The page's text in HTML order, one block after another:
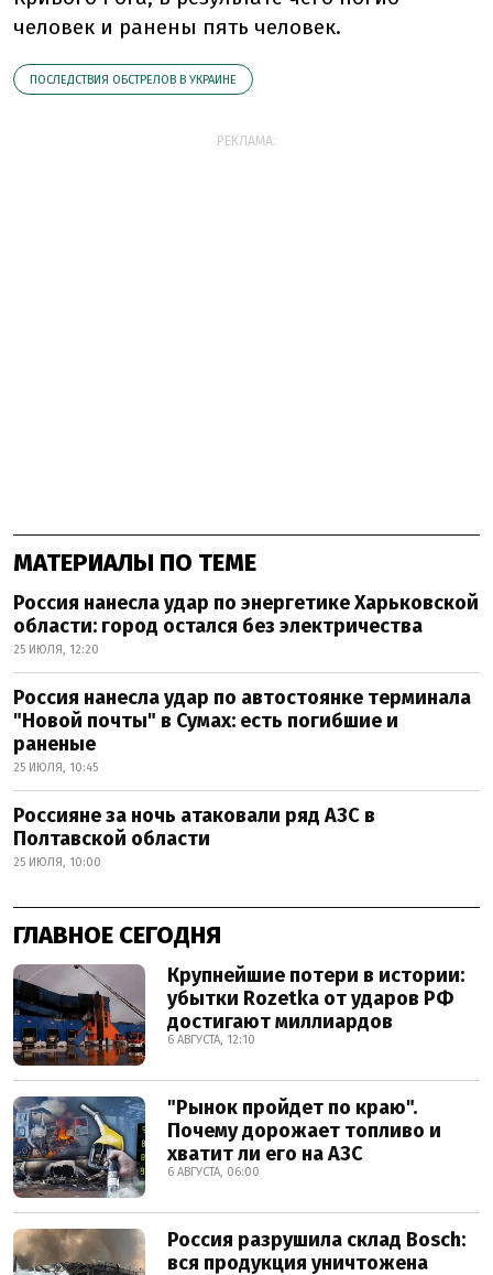
человек и ранены пять человек.
ПОСЛЕДСТВИЯ ОБСТРЕЛОВ В УКРАИНЕ
РЕКЛАМА:
МАТЕРИАЛЫ ПО ТЕМЕ
Россия нанесла удар по энергетике Харьковской
области: город остался без электричества
25 ИЮЛЯ, 12:20
Россия нанесла удар по автостоянке терминала
"Новой почты" в Сумах: есть погибшие и
раненые
25 ИЮЛЯ, 10:45
Россияне за ночь атаковали ряд АЗС в
Полтавской области
25 ИЮЛЯ, 10:00
ГЛАВНОЕ СЕГОДНЯ
Крупнейшие потери в истории:
убытки Rozetka от ударов РФ
достигают миллиардов
6 АВГУСТА, 12:10
"Рынок пройдет по краю".
Почему дорожает топливо и
хватит ли его на АЗС
6 АВГУСТА, 06:00
Россия разрушила склад Bosch:
вся продукция уничтожена